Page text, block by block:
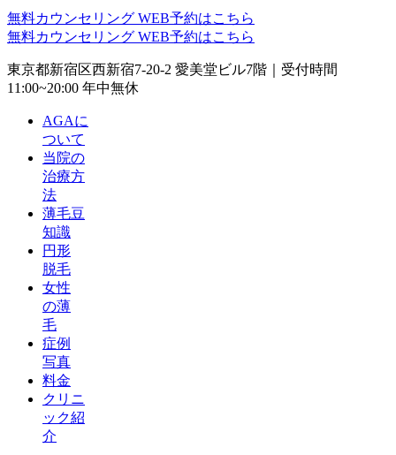
無料カウンセリング WEB予約はこちら
無料カウンセリング WEB予約はこちら
東京都新宿区西新宿7-20-2 愛美堂ビル7階｜ 受付時間
11:00~20:00 年中無休
AGAに
ついて
当院の
治療方
法
薄毛豆
知識
円形
脱毛
女性
の薄
毛
症例
写真
料金
クリニ
ック紹
介